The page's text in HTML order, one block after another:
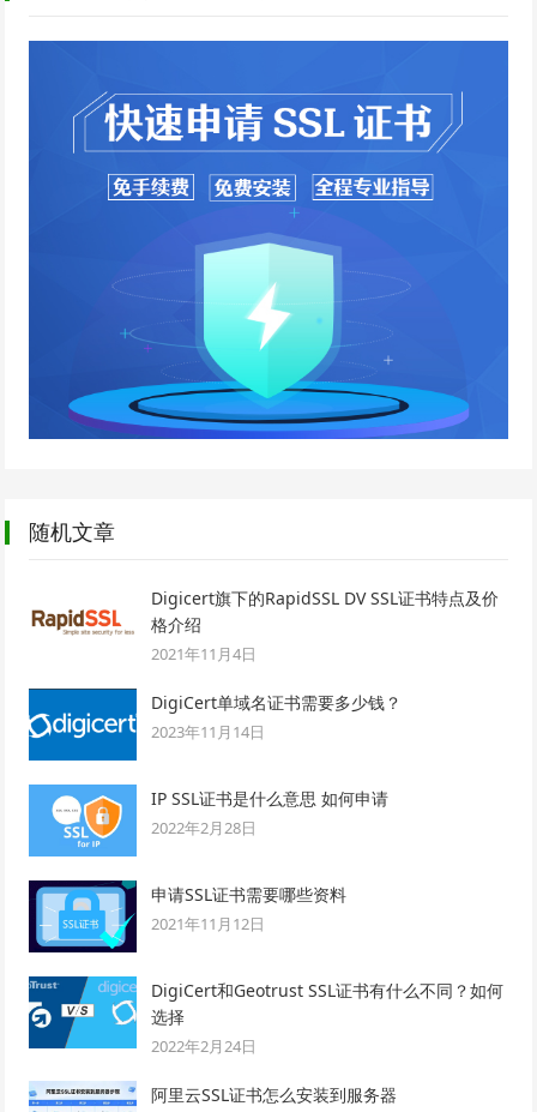
随机文章
Digicert旗下的RapidSSL DV SSL证书特点及价
格介绍
2021年11月4日
DigiCert单域名证书需要多少钱？
2023年11月14日
IP SSL证书是什么意思 如何申请
2022年2月28日
申请SSL证书需要哪些资料
2021年11月12日
DigiCert和Geotrust SSL证书有什么不同？如何
选择
2022年2月24日
阿里云SSL证书怎么安装到服务器